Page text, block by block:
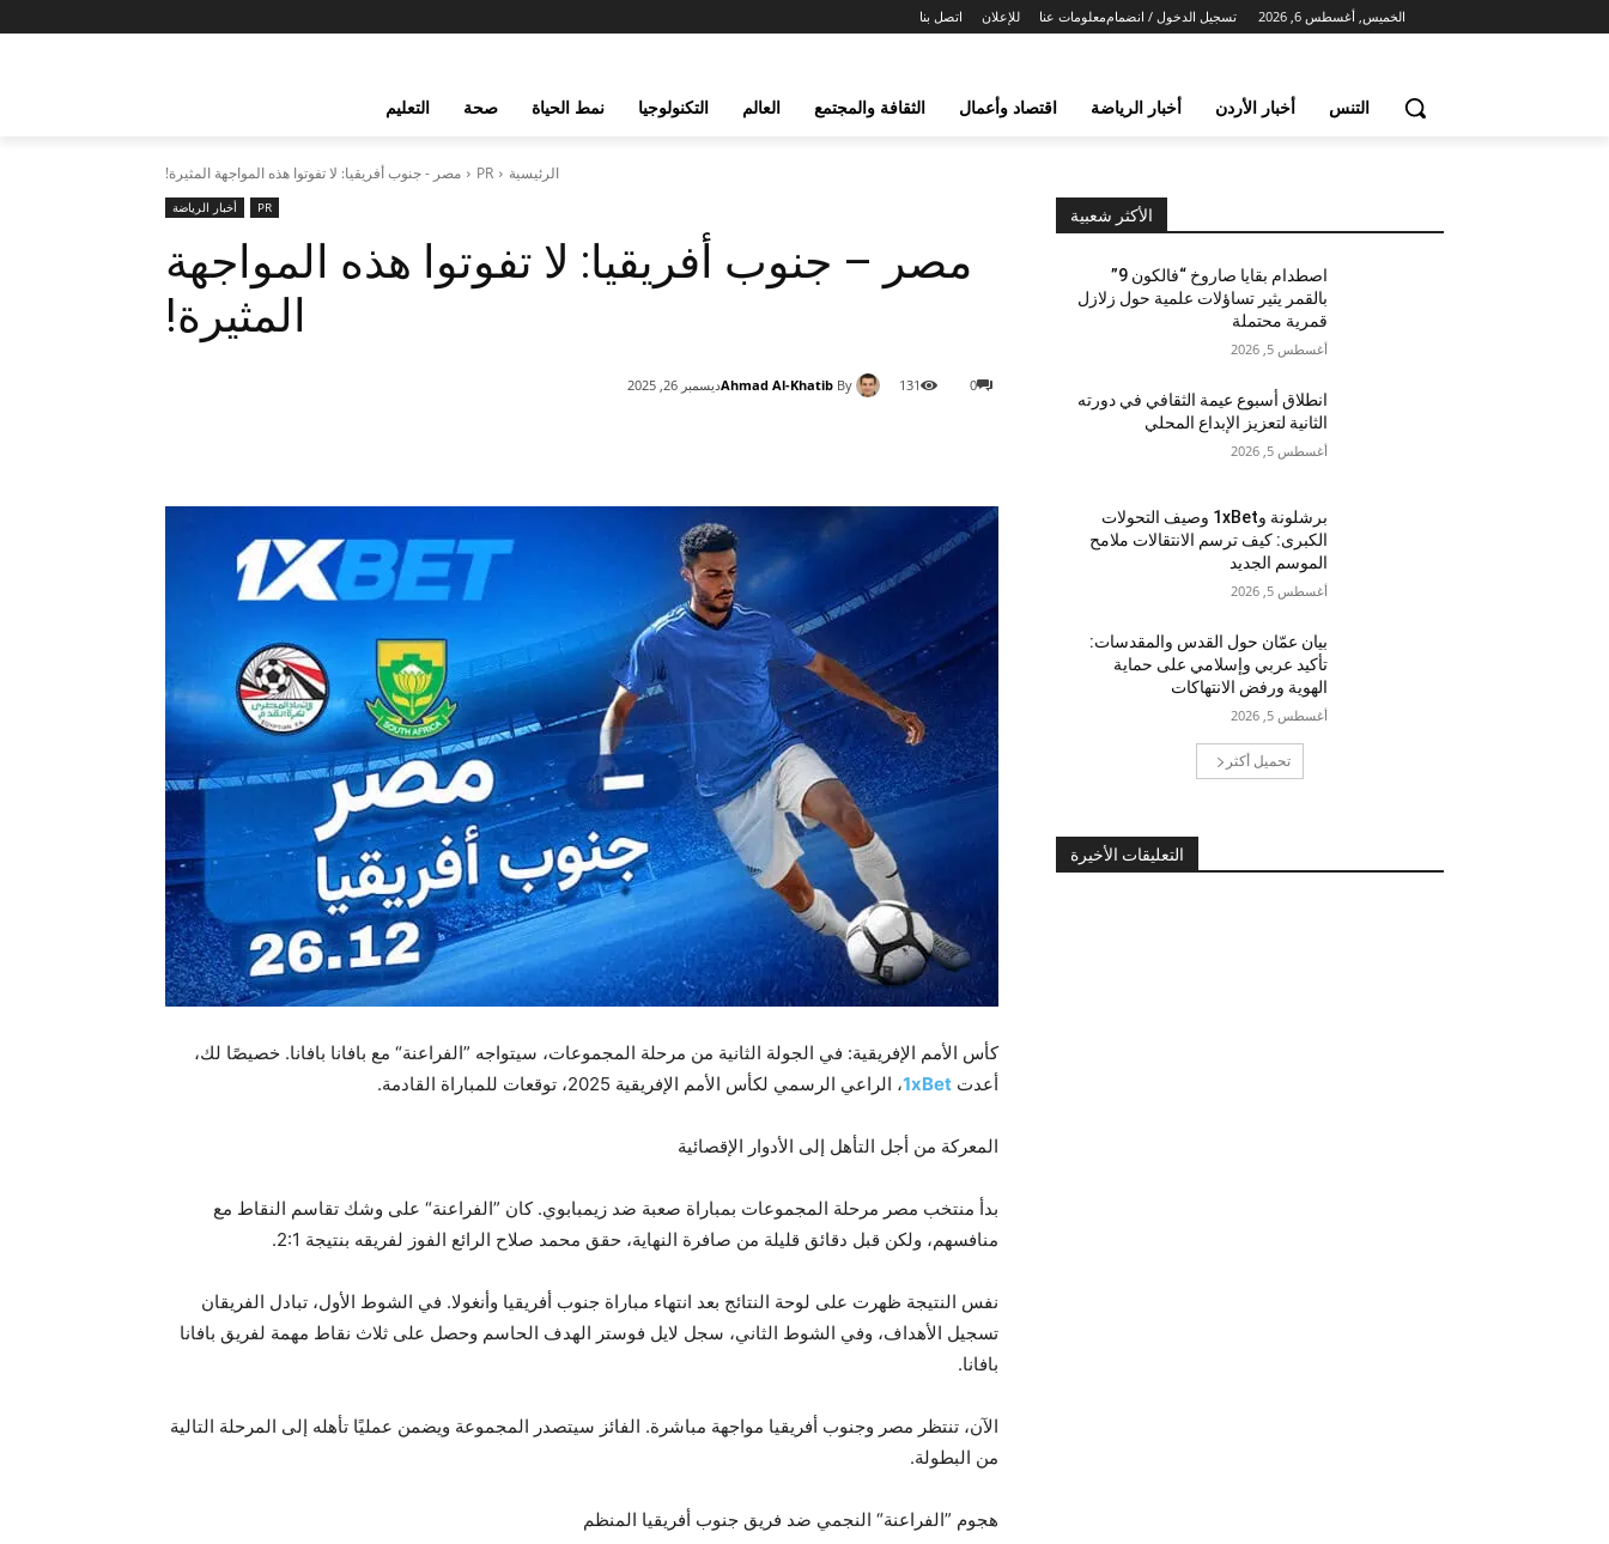
الخميس, أغسطس 6, 2026 تسجيل الدخول / انضمام اتصل بنا للإعلان معلومات عنا
التنس أخبار الأردن أخبار الرياضة اقتصاد وأعمال الثقافة والمجتمع العالم التكنولوجيا نمط الحياة صحة التعليم
الرئيسية PR مصر - جنوب أفريقيا: لا تفوتوا هذه المواجهة المثيرة!
PR أخبار الرياضة
مصر – جنوب أفريقيا: لا تفوتوا هذه المواجهة
المثيرة!
By
Ahmad Al-Khatibديسمبر 26, 2025 0
131
كأس الأمم الإفريقية: في الجولة الثانية من مرحلة المجموعات، سيتواجه ”الفراعنة“ مع بافانا بافانا. خصيصًا لك،
أعدت 1xBet، الراعي الرسمي لكأس الأمم الإفريقية 2025، توقعات للمباراة القادمة.
المعركة من أجل التأهل إلى الأدوار الإقصائية
بدأ منتخب مصر مرحلة المجموعات بمباراة صعبة ضد زيمبابوي. كان ”الفراعنة“ على وشك تقاسم النقاط مع
منافسهم، ولكن قبل دقائق قليلة من صافرة النهاية، حقق محمد صلاح الرائع الفوز لفريقه بنتيجة 2:1.
نفس النتيجة ظهرت على لوحة النتائج بعد انتهاء مباراة جنوب أفريقيا وأنغولا. في الشوط الأول، تبادل الفريقان
تسجيل الأهداف، وفي الشوط الثاني، سجل لايل فوستر الهدف الحاسم وحصل على ثلاث نقاط مهمة لفريق بافانا
بافانا.
الآن، تنتظر مصر وجنوب أفريقيا مواجهة مباشرة. الفائز سيتصدر المجموعة ويضمن عمليًا تأهله إلى المرحلة التالية
من البطولة.
هجوم ”الفراعنة“ النجمي ضد فريق جنوب أفريقيا المنظم
الأكثر شعبية
اصطدام بقايا صاروخ “فالكون 9”
بالقمر يثير تساؤلات علمية حول زلازل
قمرية محتملة
أغسطس 5, 2026
انطلاق أسبوع عيمة الثقافي في دورته
الثانية لتعزيز الإبداع المحلي
أغسطس 5, 2026
برشلونة و1xBet وصيف التحولات
الكبرى: كيف ترسم الانتقالات ملامح
الموسم الجديد
أغسطس 5, 2026
بيان عمّان حول القدس والمقدسات:
تأكيد عربي وإسلامي على حماية
الهوية ورفض الانتهاكات
أغسطس 5, 2026
تحميل أكثر
التعليقات الأخيرة